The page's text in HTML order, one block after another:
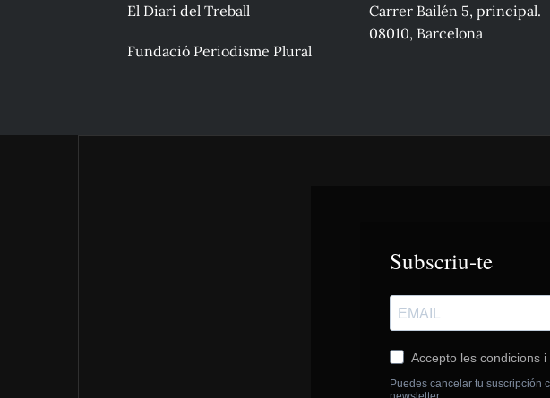
El Diari del Treball
Fundació Periodisme Plural
Carrer Bailén 5, principal.
08010, Barcelona